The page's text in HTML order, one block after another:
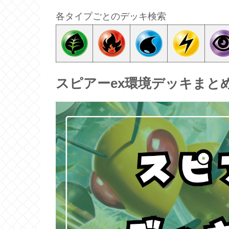
各タイプごとのデッキ検索
スピアーex環境デッキまと